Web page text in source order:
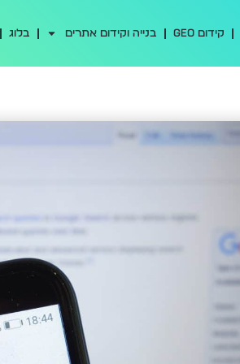
קידום GEO בנייה וקידום אתרים בלוג